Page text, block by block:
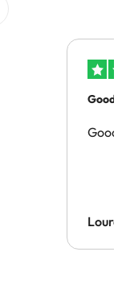
Good
Good